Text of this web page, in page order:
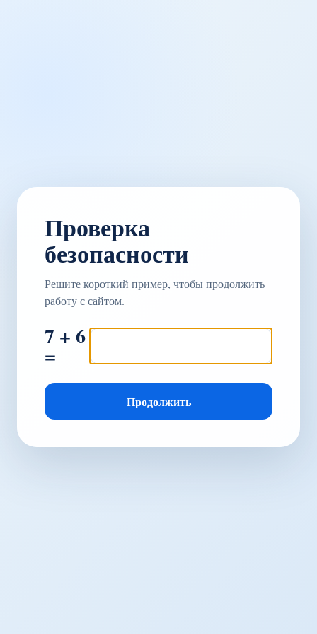
Проверка
безопасности
Решите короткий пример, чтобы продолжить
работу с сайтом.
7 + 6
=
Продолжить